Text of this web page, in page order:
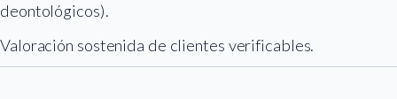
deontológicos).
Valoración sostenida de clientes verificables.